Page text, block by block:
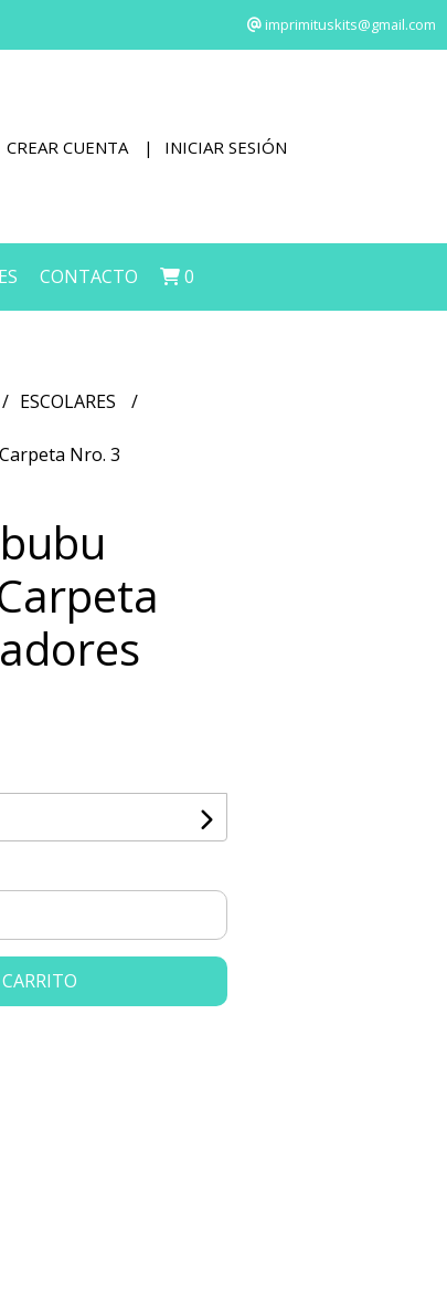
imprimituskits@gmail.com
CREAR CUENTA INICIAR SESIÓN
CONTACTO 0
ESCOLARES
Nro. 3